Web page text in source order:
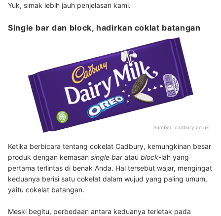
Yuk, simak lebih jauh penjelasan kami.
Single bar dan block, hadirkan coklat batangan
Sumber: cadbury.co.uk
Ketika berbicara tentang cokelat Cadbury, kemungkinan besar
produk dengan kemasan single baratau block-lah yang
pertama terlintas di benak Anda. Hal tersebut wajar, mengingat
keduanya berisi satu cokelat dalam wujud yang paling umum,
yaitu cokelat batangan.
Meski begitu, perbedaan antara keduanya terletak pada